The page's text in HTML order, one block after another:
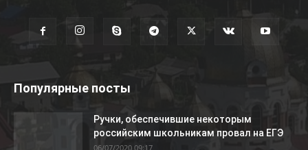
Популярные посты
Ручки, обеспечившие некоторым
российским школьникам провал на ЕГЭ
06/07/2020 09:17